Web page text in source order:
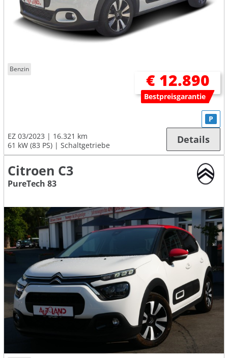
Benzin
€ 12.890
Bestpreisgarantie
EZ 03/2023
16.321 km
61 kW (83 PS)
Schaltgetriebe
P
Details
Citroen C3
PureTech 83